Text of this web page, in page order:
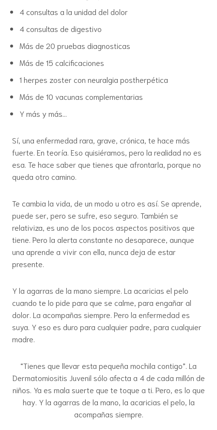
4 consultas a la unidad del dolor
4 consultas de digestivo
Más de 20 pruebas diagnosticas
Más de 15 calcificaciones
1 herpes zoster con neuralgia postherpética
Más de 10 vacunas complementarias
Y más y más…
Sí, una enfermedad rara, grave, crónica, te hace más
fuerte. En teoría. Eso quisiéramos, pero la realidad no es
esa. Te hace saber que tienes que afrontarla, porque no
queda otro camino.
Te cambia la vida, de un modo u otro es así. Se aprende,
puede ser, pero se sufre, eso seguro. También se
relativiza, es uno de los pocos aspectos positivos que
tiene. Pero la alerta constante no desaparece, aunque
una aprende a vivir con ella, nunca deja de estar
presente.
Y la agarras de la mano siempre. La acaricias el pelo
cuando te lo pide para que se calme, para engañar al
dolor. La acompañas siempre. Pero la enfermedad es
suya. Y eso es duro para cualquier padre, para cualquier
madre.
“Tienes que llevar esta pequeña mochila contigo”. La
Dermatomiositis Juvenil sólo afecta a 4 de cada millón de
niños. Ya es mala suerte que te toque a ti. Pero, es lo que
hay. Y la agarras de la mano, la acaricias el pelo, la
acompañas siempre.